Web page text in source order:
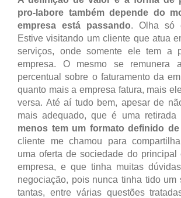
pro-labore também depende do
empresa está passando. Olha só
Estive visitando um cliente que atua
serviços, onde somente ele tem a
empresa. O mesmo se remunera
percentual sobre o faturamento da
quanto mais a empresa fatura, mais
versa. Até aí tudo bem, apesar de
mais adequado, que é uma retirada
menos tem um formato definido de
cliente me chamou para
uma oferta de sociedade do principal
empresa, e que tinha muitas
negociação, pois nunca tinha tido um
tantas, entre várias questões